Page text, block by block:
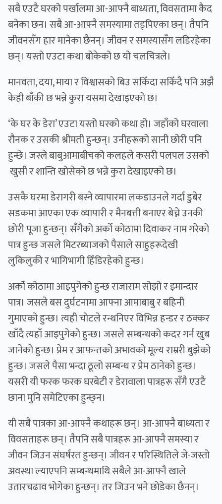
सबै एउटै घरको पर्खालमा आ-आफ्नै बाध्यता, विवसतामा कैद
बनेका छन। सबै आ-आफ्नै समस्यामा तड्पिएका छन्। तैपनि
जीवनसँग हार मानेका छैनन्। जीवन र समस्यासँग लडिरहेका
छन्। यस्तो एउटा कथा बोकेको छ यो चलचित्रले।
मानवता, दया, माया र विश्वासको बिउ सकिँदा सकिँदै पनि अझै
केही बाँकी छ भन्ने कुरा यसमा देखाइएको छ।
‘के घर के डेरा’ एउटा यस्तो घरको कथा हो। जहाँको घरवाला
रौनक र उसकी श्रीमती हुन्छन्। उनीहरूको सानी छोरी पनि
हुन्छे। जस्ले बाबुआमाबीचको कलहले कसरी पलपल उसको
खुसी र शान्ति खोसेको छ भन्ने कुरा देखाइएको छ।
उसकै घरमा डेरागरी बस्ने व्यापारमा लकडाउनले गर्दा डुबेर
सडकमा आएका एक व्यापारी र मैनबत्ती बनाएर बेच्ने उनकी
छोरी पूजा हुन्छन्। सँगैको अर्को कोठामा दिवाकर नाम गरेको
पात्र हुन्छ जसले मिटरब्याजको पैसाले साहुहरूदेखी
लुकिलुकी र भागिभागी हिँडिरहेको हुन्छ।
अर्को कोठामा आइपुगेको हुन्छ राजाराम सोझो र इमान्दार
पात्र। जसले बस दुर्घटनामा आफ्ना आमाबाबु र बहिनी
गुमाएको हुन्छ। त्यही चोटले रन्थनिएर विभिन्न हन्डर र ठक्कर
खाँदै त्यहाँ आइपुगेको हुन्छ। जसले सम्बन्धको कदर गर्न खुब
जानेको हुन्छ। प्रेम र आफन्तको अभावको मूल्य राम्ररी बुझेको
हुन्छ। जसले पैसा भन्दा ठूलो सम्बन्ध र प्रेम ठानेको हुन्छ।
यसरी यी फरक फरक घरबेटी र डेरावाला पात्रहरू सँगै एउटै
छाना मुनि समेटिएका हुन्छ्न।
यी सबै पात्रका आ-आफ्नै कथाहरू छन्। आ-आफ्नै बाध्यता र
विवसताहरू छन्। तैपनि सबै पात्रहरू आ-आफ्नै समस्या र
जीवन जिउन संघर्षरत हुन्छन्। जीवन र परिस्थितिले जे-जस्तो
अवस्था ल्याएपनि सम्बन्धमाथि सबैले आ-आफ्नै खाले
उतारचढाव भोगेका हुन्छन्। तर जिउन भने छोडेका छैनन्।